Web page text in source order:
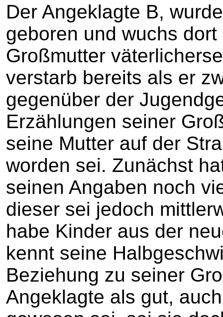
Der Angeklagte B,
geboren und wuchs
Großmutter
verstarb bereits als er
gegenüber der
Erzählungen seiner
seine Mutter auf der
worden sei. Zunächst
seinen Angaben noch
dieser sei jedoch
habe Kinder aus der
kennt seine
Beziehung zu seiner
Angeklagte als gut,